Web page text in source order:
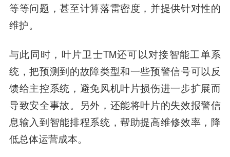
等等问题，甚至计算落雷密度，并提供针对性的
维护。
与此同时，叶片卫士TM还可以对接智能工单系
统，把预测到的故障类型和一些预警信号可以反
馈给主控系统，避免风机叶片损伤进一步扩展而
导致安全事故。另外，还能将叶片的失效报警信
息输入到智能排程系统，帮助提高维修效率，降
低总体运营成本。